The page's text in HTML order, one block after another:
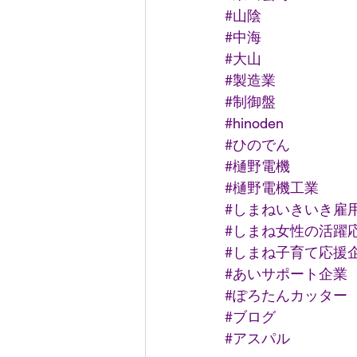
#山陰
#中海
#大山
#製造業
#制御盤
#hinoden
#ひのでん
#樋野電機
#樋野電機工業
#しまねいきいき雇
#しまね女性の活躍
#しまね子育て応援
#あいサポート企業
#ぽろたんカッター
#ブログ
#アスパル